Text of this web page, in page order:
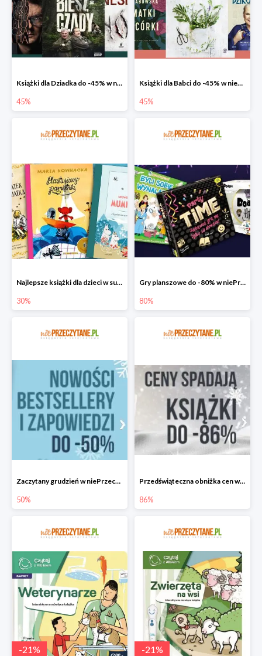
Książki dla Dziadka do -45% w niePrzeczytane.pl
45%
Książki dla Babci do -45% w niePrzeczytane.pl
45%
Najlepsze książki dla dzieci w super cenie w niePrzeczytane.pl
30%
Gry planszowe do -80% w niePrzeczytane.pl
80%
Zaczytany grudzień w niePrzeczytane.pl do -50%
50%
Przedświąteczna obniżka cen w niePrzeczytane.pl do -86%
86%
-21% -21%